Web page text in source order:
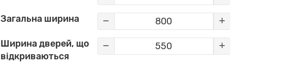
Загальна ширина
Ширина дверей, що
відкриваються